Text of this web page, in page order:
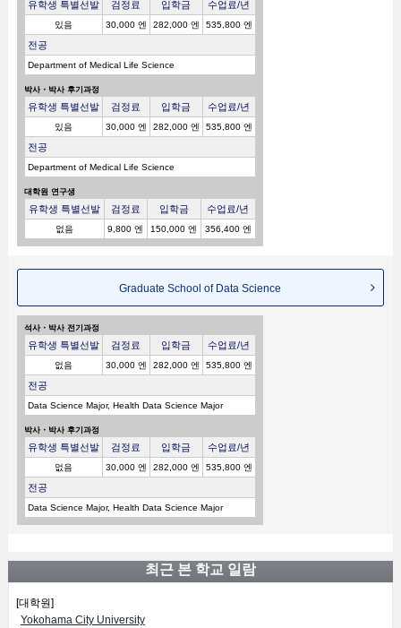
유학생 특별선발 검정료 입학금 수업료/년
있음 30,000 엔 282,000 엔 535,800 엔
전공
Department of Medical Life Science
박사・박사 후기과정
유학생 특별선발 검정료 입학금 수업료/년
있음 30,000 엔 282,000 엔 535,800 엔
전공
Department of Medical Life Science
대학원 연구생
유학생 특별선발 검정료 입학금 수업료/년
없음 9,800 엔 150,000 엔 356,400 엔
Graduate School of Data Science
석사・박사 전기과정
유학생 특별선발 검정료 입학금 수업료/년
없음 30,000 엔 282,000 엔 535,800 엔
전공
Data Science Major, Health Data Science Major
박사・박사 후기과정
유학생 특별선발 검정료 입학금 수업료/년
없음 30,000 엔 282,000 엔 535,800 엔
전공
Data Science Major, Health Data Science Major
최근 본 학교 일람
[대학원]
Yokohama City University